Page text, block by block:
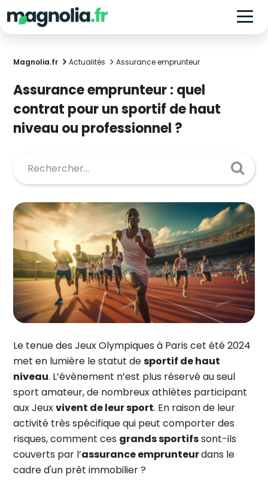
Magnolia.fr Actualités Assurance emprunteur
Assurance emprunteur : quel
contrat pour un sportif de haut
niveau ou professionnel ?
Le tenue des Jeux Olympiques à Paris cet été 2024
met en lumière le statut desportif de haut
niveau. L’évènement n’est plus réservé au seul
sport amateur, de nombreux athlètes participant
aux Jeuxvivent de leur sport. En raison de leur
activité très spécifique qui peut comporter des
risques, comment ces grands sportifssont-ils
couverts par l’assurance emprunteurdans le
cadre d'un prêt immobilier ?